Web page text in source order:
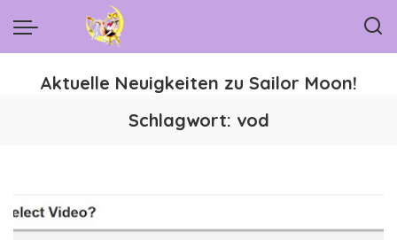
Aktuelle Neuigkeiten zu Sailor Moon!
Schlagwort: vod